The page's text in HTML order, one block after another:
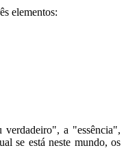
elementos:
a "essência",
se está neste mundo, os